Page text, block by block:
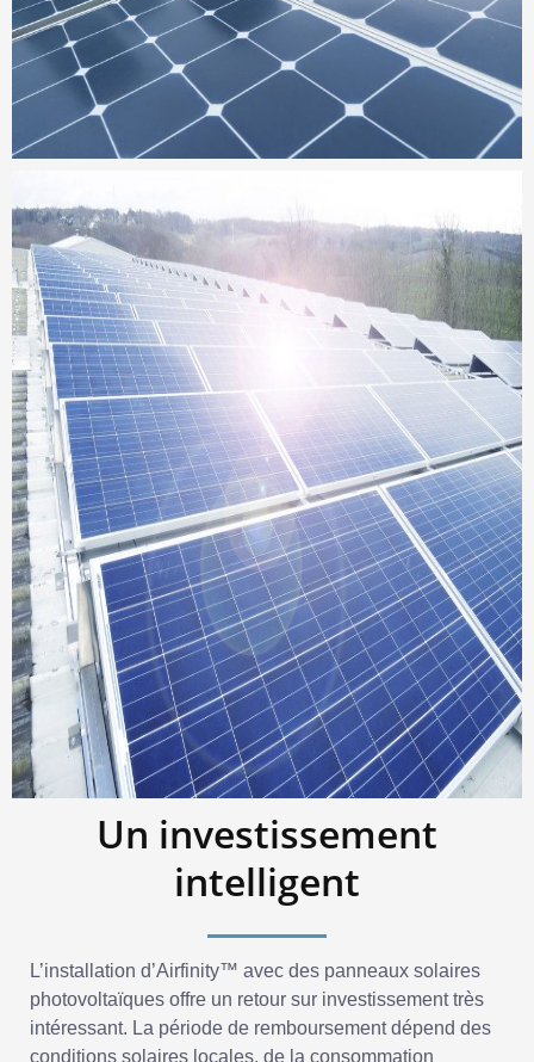
Un investissement
intelligent
L’installation d’Airfinity™ avec des panneaux solaires
photovoltaïques offre un retour sur investissement très
intéressant. La période de remboursement dépend des
conditions solaires locales, de la consommation